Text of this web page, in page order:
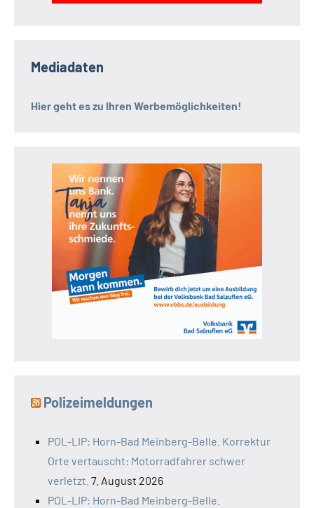
Mediadaten
Hier geht es zu Ihren Werbemöglichkeiten!
Polizeimeldungen
POL-LIP: Horn-Bad Meinberg-Belle. Korrektur
Orte vertauscht: Motorradfahrer schwer
verletzt. 7. August 2026
POL-LIP: Horn-Bad Meinberg-Belle.